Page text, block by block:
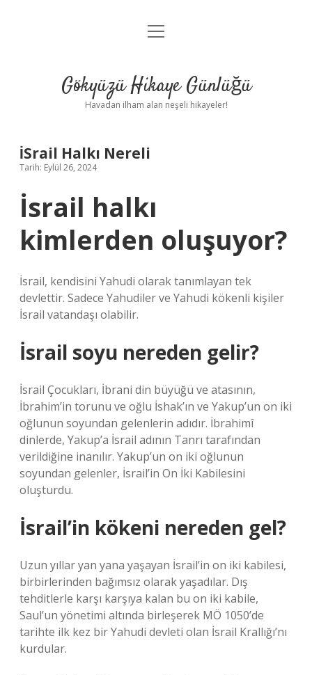
Anasayfa
Yasal Uyarı
menüyü
Gökyüzü Hikaye Günlüğü
Havadan ilham alan neşeli hikayeler!
İSrail Halkı Nereli
Tarih: Eylül 26, 2024
İsrail halkı
kimlerden oluşuyor?
İsrail, kendisini Yahudi olarak tanımlayan tek
devlettir. Sadece Yahudiler ve Yahudi kökenli kişiler
İsrail vatandaşı olabilir.
İsrail soyu nereden gelir?
İsrail Çocukları, İbrani din büyüğü ve atasının,
İbrahim’in torunu ve oğlu İshak’ın ve Yakup’un on iki
oğlunun soyundan gelenlerin adıdır. İbrahimî
dinlerde, Yakup’a İsrail adının Tanrı tarafından
verildiğine inanılır. Yakup’un on iki oğlunun
soyundan gelenler, İsrail’in On İki Kabilesini
oluşturdu.
İsrail’in kökeni nereden gel?
Uzun yıllar yan yana yaşayan İsrail’in on iki kabilesi,
birbirlerinden bağımsız olarak yaşadılar. Dış
tehditlerle karşı karşıya kalan bu on iki kabile,
Saul’un yönetimi altında birleşerek MÖ 1050’de
tarihte ilk kez bir Yahudi devleti olan İsrail Krallığı’nı
kurdular.